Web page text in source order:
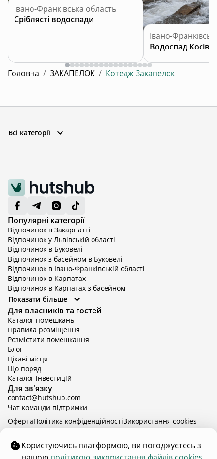
Івано-Франківська область
Сріблясті водоспади
Івано-
Водоспад
Головна / ЗАКАПЕЛОК / Котедж Закапелок
Всі категорії
Популярні категорії
Відпочинок в Закарпатті
Відпочинок у Львівській області
Відпочинок в Буковелі
Відпочинок з басейном в Буковелі
Відпочинок в Івано-Франківській області
Відпочинок в Карпатах
Відпочинок в Карпатах з басейном
Відпочинок в Київській області
Відпочинок в Київській області з басейном
Відпочинок в Тернопільській області
Відпочинок у Вінницькій області
Відпочинок в Яремче
Відпочинок у Львівській області з басейном
Відпочинок з басейном в Тернопільській області
Показати більше
Для власників та гостей
Каталог помешкань
Правила розміщення
Розмістити помешкання
Блог
Цікаві місця
Що поряд
Каталог інвестицій
Для зв'язку
contact@hutshub.com
Чат команди підтримки
hutshub | ©2026
ОфертаПолітика конфіденційностіBикористання cookies
Користуючись платформою, ви погоджуєтесь з